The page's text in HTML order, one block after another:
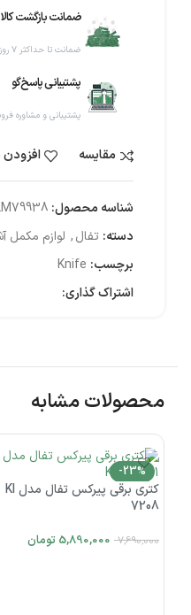
ضمانت بازگشت کالا
ضمانت تا حداکثر ۷ روز
پشتیبانی پاسخ‌گو
پشتیبانی و مشاوره
مقایسه افزودن
شناسه محصول:
دسته: تفال, لوازم مکمل
برچسب: Knife
اشتراک گذاری:
محصولات مشابه
-23%
کتری برقی پیرکس تفال مدل KI
7208
7,690,000
5,890,000 تومان